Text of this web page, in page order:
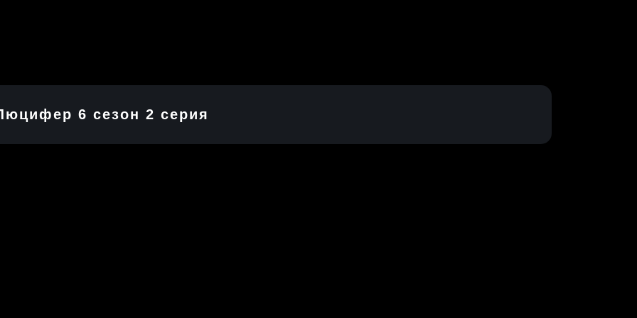
6 cезон 2 cерия